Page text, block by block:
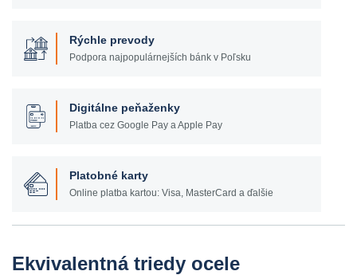
Rýchle prevody
Podpora najpopulárnejších bánk v Poľsku
Digitálne peňaženky
Platba cez Google Pay a Apple Pay
Platobné karty
Online platba kartou: Visa, MasterCard a ďalšie
Ekvivalentná triedy ocele